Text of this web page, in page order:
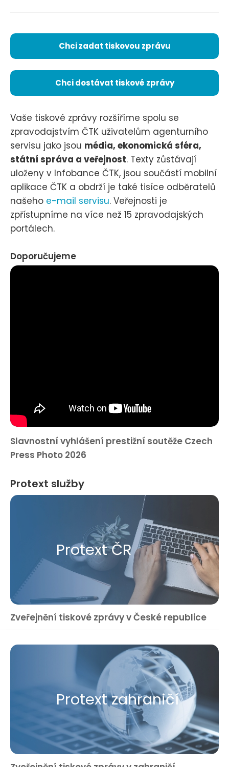
Chci zadat tiskovou zprávu
Chci dostávat tiskové zprávy
Vaše tiskové zprávy rozšíříme spolu se
zpravodajstvím ČTK uživatelům agenturního
servisu jako jsou média, ekonomická sféra,
státní správa a veřejnost. Texty zůstávají
uloženy v Infobance ČTK, jsou součástí mobilní
aplikace ČTK a obdrží je také tisíce odběratelů
našeho e-mail servisu. Veřejnosti je
zpřístupníme na více než 15 zpravodajských
portálech.
Doporučujeme
Slavnostní vyhlášení prestižní soutěže Czech
Press Photo 2026
Protext služby
Protext ČR
Zveřejnění tiskové zprávy v České republice
Protext zahraničí